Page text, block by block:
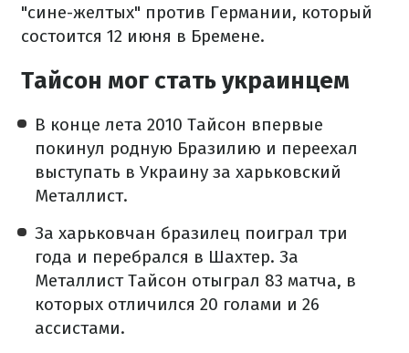
"сине-желтых" против Германии, который
состоится 12 июня в Бремене.
Тайсон мог стать украинцем
В конце лета 2010 Тайсон впервые
покинул родную Бразилию и переехал
выступать в Украину за харьковский
Металлист.
За харьковчан бразилец поиграл три
года и перебрался в Шахтер. За
Металлист Тайсон отыграл 83 матча, в
которых отличился 20 голами и 26
ассистами.